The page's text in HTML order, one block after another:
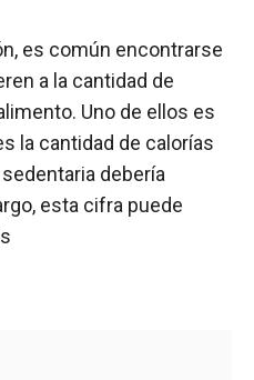
es común encontrarse
a la cantidad de
Uno de ellos es
la cantidad de calorías
debería
esta cifra puede